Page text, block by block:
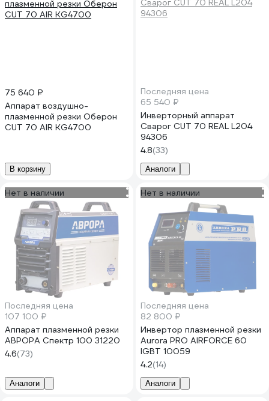
75 640 ₽
Аппарат воздушно-
плазменной резки Оберон
CUT 70 AIR KG4700
В корзину
Последняя цена
65 540 ₽
Инверторный аппарат
Сварог CUT 70 REAL L204
94306
4.8(33)
Аналоги
Нет в наличии
Последняя цена
107 100 ₽
Аппарат плазменной резки
АВРОРА Спектр 100 31220
4.6(73)
Аналоги
Нет в наличии
Последняя цена
82 800 ₽
Инвертор плазменной резки
Aurora PRO AIRFORCE 60
IGBT 10059
4.2(14)
Аналоги